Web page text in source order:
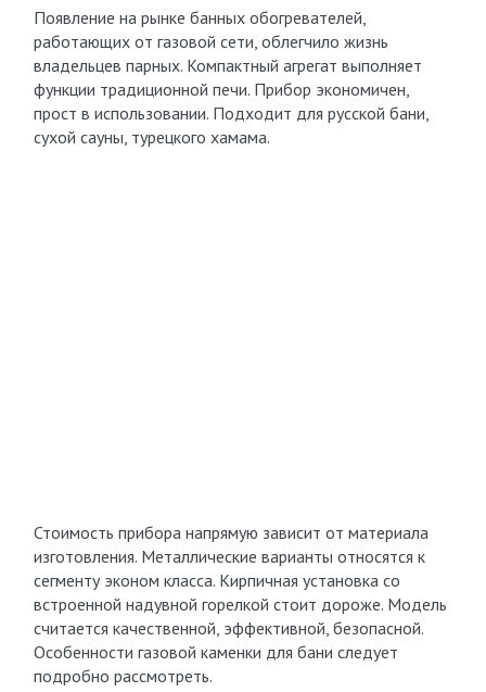
Появление на рынке банных обогревателей,
работающих от газовой сети, облегчило жизнь
владельцев парных. Компактный агрегат выполняет
функции традиционной печи. Прибор экономичен,
прост в использовании. Подходит для русской бани,
сухой сауны, турецкого хамама.
Стоимость прибора напрямую зависит от материала
изготовления. Металлические варианты относятся к
сегменту эконом класса. Кирпичная установка со
встроенной надувной горелкой стоит дороже. Модель
считается качественной, эффективной, безопасной.
Особенности газовой каменки для бани следует
подробно рассмотреть.